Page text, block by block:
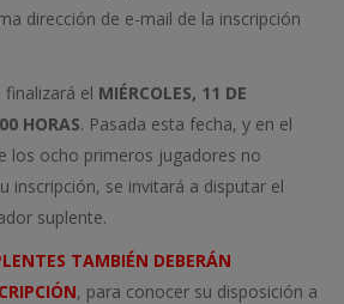
dirección de e-mail de la inscripción
finalizará el MIÉRCOLES, 11 DE
HORAS. Pasada esta fecha, y en el
los ocho primeros jugadores no
inscripción, se invitará a disputar el
suplente.
TAMBIÉN DEBERÁN
, para conocer su disposición a